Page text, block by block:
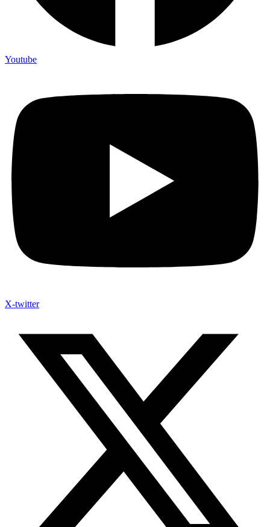
Youtube
X-twitter